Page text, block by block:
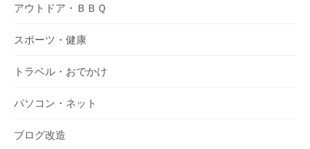
アウトドア・ＢＢＱ
スポーツ・健康
トラベル・おでかけ
パソコン・ネット
ブログ改造